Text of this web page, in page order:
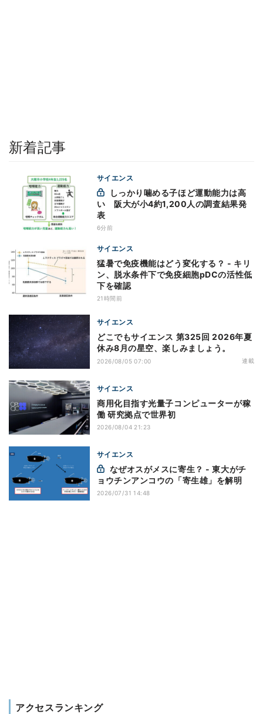
新着記事
サイエンス
い 阪大が小4約1,200人の調査結果発
表
6分前
サイエンス
猛暑で免疫機能はどう変化する？ - キリ
ン、脱水条件下で免疫細胞pDCの活性低
下を確認
21時間前
サイエンス
どこでもサイエンス 第325回 2026年夏
休み8月の星空、楽しみましょう。
2026/08/05 07:00 連載
サイエンス
商用化目指す光量子コンピューターが稼
働 研究拠点で世界初
2026/08/04 21:23
サイエンス
ョウチンアンコウの「寄生雄」を解明
2026/07/31 14:48
アクセスランキング